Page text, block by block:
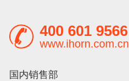
400 601 9566
www.ihorn.com.cn
国内销售部